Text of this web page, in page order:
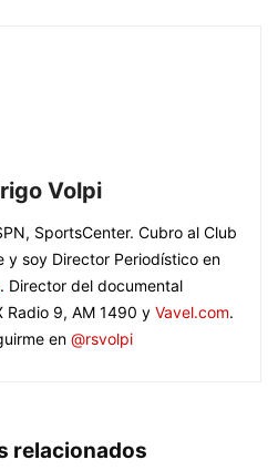
Volpi
SportsCenter. Cubro al Club
y soy Director Periodístico en
. Director del documental
Radio 9, AM 1490 y Vavel.com.
en @rsvolpi
relacionados